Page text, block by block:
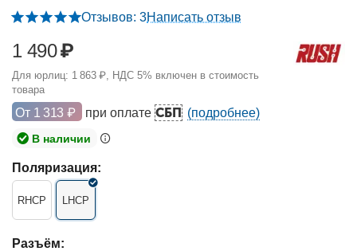
Отзывов: 3Написать отзыв
1 490₽
Для юрлиц: 1 863 ₽, НДС 5% включен в стоимость
товара
От 1 313 ₽ при оплате СБП (подробнее)
В наличии
Поляризация:
RHCP LHCP
Разъём: